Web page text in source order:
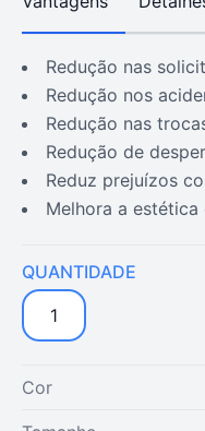
redução nas
redução nos
redução nas
redução de
reduz prejuízos
melhora a
QUANTIDADE
1
Cor